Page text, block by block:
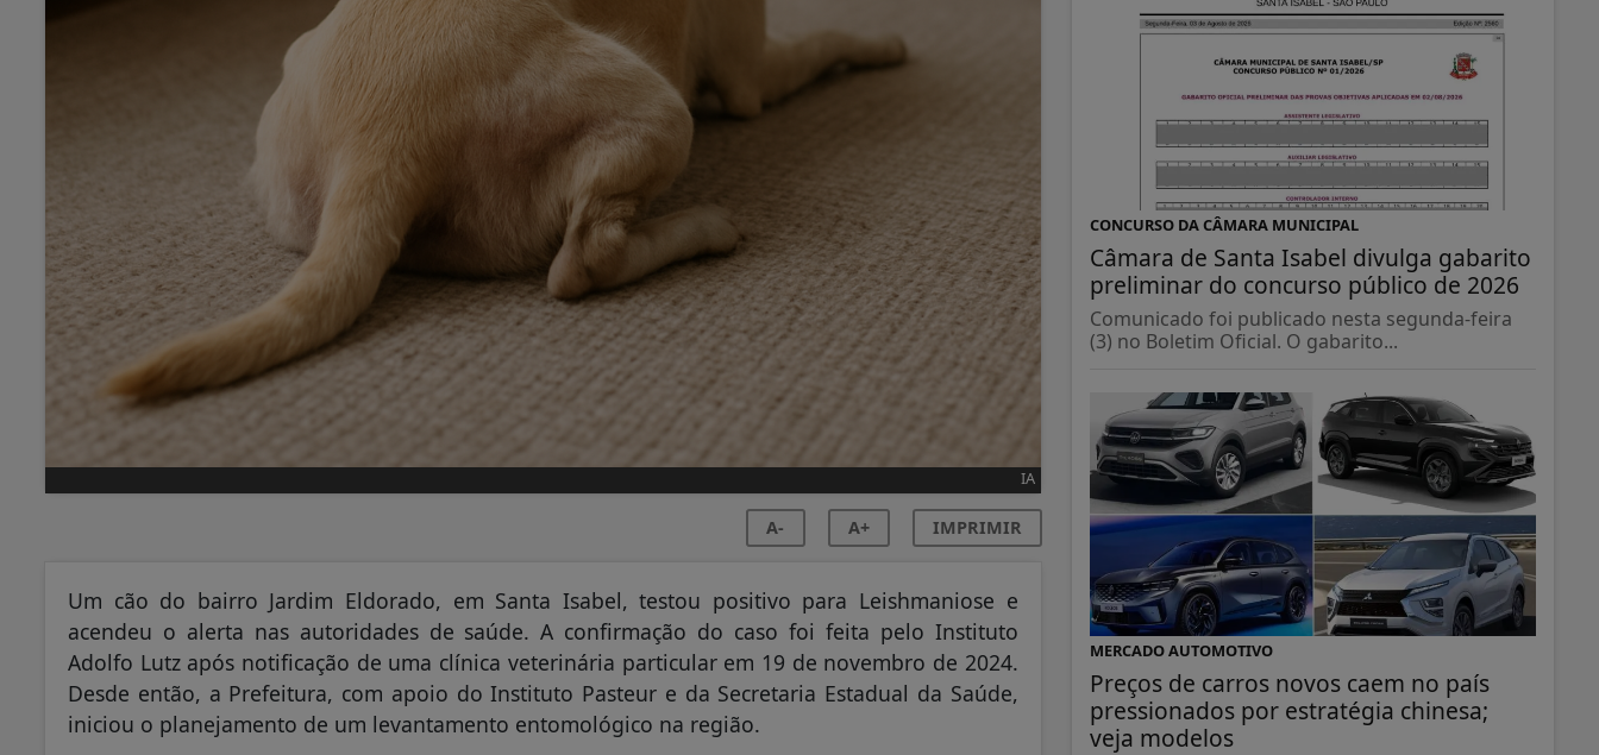
IA
A- A+ IMPRIMIR
Um cão do bairro Jardim Eldorado, em Santa Isabel, testou positivo para Leishmaniose e
acendeu o alerta nas autoridades de saúde. A confirmação do caso foi feita pelo Instituto
Adolfo Lutz após notificação de uma clínica veterinária particular em 19 de novembro de 2024.
Desde então, a Prefeitura, com apoio do Instituto Pasteur e da Secretaria Estadual da Saúde,
iniciou o planejamento de um levantamento entomológico na região.
CONCURSO DA CÂMARA MUNICIPAL
Câmara de Santa Isabel divulga gabarito
preliminar do concurso público de 2026
Comunicado foi publicado nesta segunda-feira
(3) no Boletim Oficial. O gabarito...
MERCADO AUTOMOTIVO
Preços de carros novos caem no país
pressionados por estratégia chinesa;
veja modelos